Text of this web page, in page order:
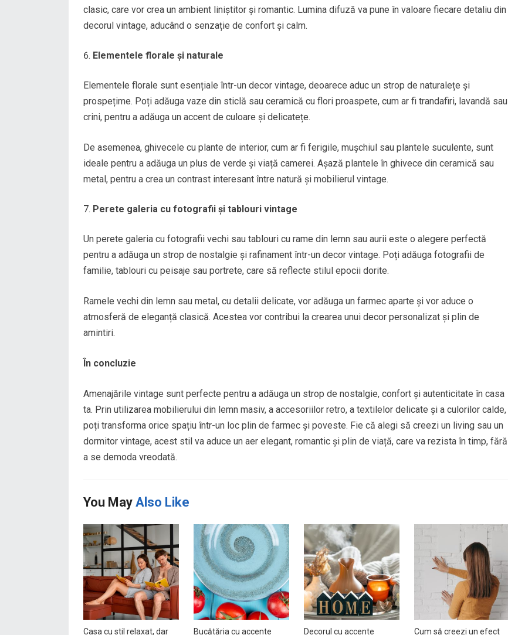
clasic, care vor crea un ambient liniștitor și romantic. Lumina difuză va pune în valoare fiecare detaliu din
decorul vintage, aducând o senzație de confort și calm.
Elementele florale și naturale
Elementele florale sunt esențiale într-un decor vintage, deoarece aduc un strop de naturalețe și
prospețime. Poți adăuga vaze din sticlă sau ceramică cu flori proaspete, cum ar fi trandafiri, lavandă sau
crini, pentru a adăuga un accent de culoare și delicatețe.
De asemenea, ghivecele cu plante de interior, cum ar fi ferigile, mușchiul sau plantele suculente, sunt
ideale pentru a adăuga un plus de verde și viață camerei. Așază plantele în ghivece din ceramică sau
metal, pentru a crea un contrast interesant între natură și mobilierul vintage.
Perete galeria cu fotografii și tablouri vintage
Un perete galeria cu fotografii vechi sau tablouri cu rame din lemn sau aurii este o alegere perfectă
pentru a adăuga un strop de nostalgie și rafinament într-un decor vintage. Poți adăuga fotografii de
familie, tablouri cu peisaje sau portrete, care să reflecte stilul epocii dorite.
Ramele vechi din lemn sau metal, cu detalii delicate, vor adăuga un farmec aparte și vor aduce o
atmosferă de eleganță clasică. Acestea vor contribui la crearea unui decor personalizat și plin de
amintiri.
În concluzie
Amenajările vintage sunt perfecte pentru a adăuga un strop de nostalgie, confort și autenticitate în casa
ta. Prin utilizarea mobilierului din lemn masiv, a accesoriilor retro, a textilelor delicate și a culorilor calde,
poți transforma orice spațiu într-un loc plin de farmec și poveste. Fie că alegi să creezi un living sau un
dormitor vintage, acest stil va aduce un aer elegant, romantic și plin de viață, care va rezista în timp, fără
a se demoda vreodată.
You May Also Like
Casa cu stil relaxat, dar Bucătăria cu accente Decorul cu accente Cum să creezi un efect